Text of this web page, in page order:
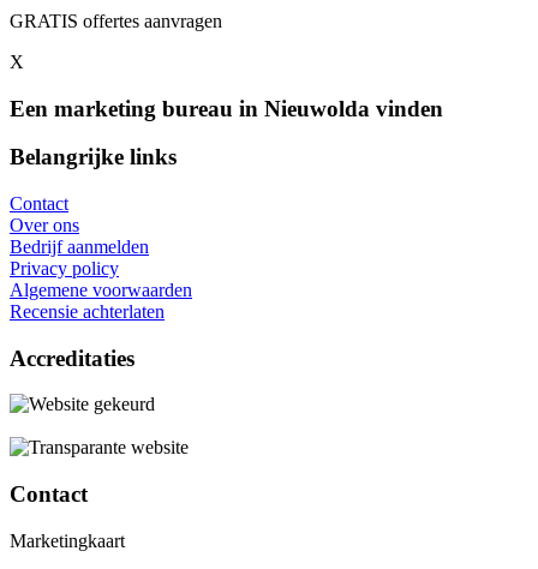
GRATIS offertes aanvragen
X
Een marketing bureau in Nieuwolda vinden
Belangrijke links
Contact
Over ons
Bedrijf aanmelden
Privacy policy
Algemene voorwaarden
Recensie achterlaten
Accreditaties
Contact
Marketingkaart